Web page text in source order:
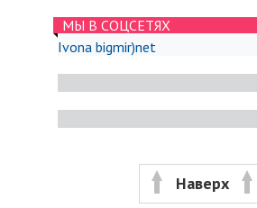
МЫ В СОЦСЕТЯХ
Ivona bigmir)net
Наверх